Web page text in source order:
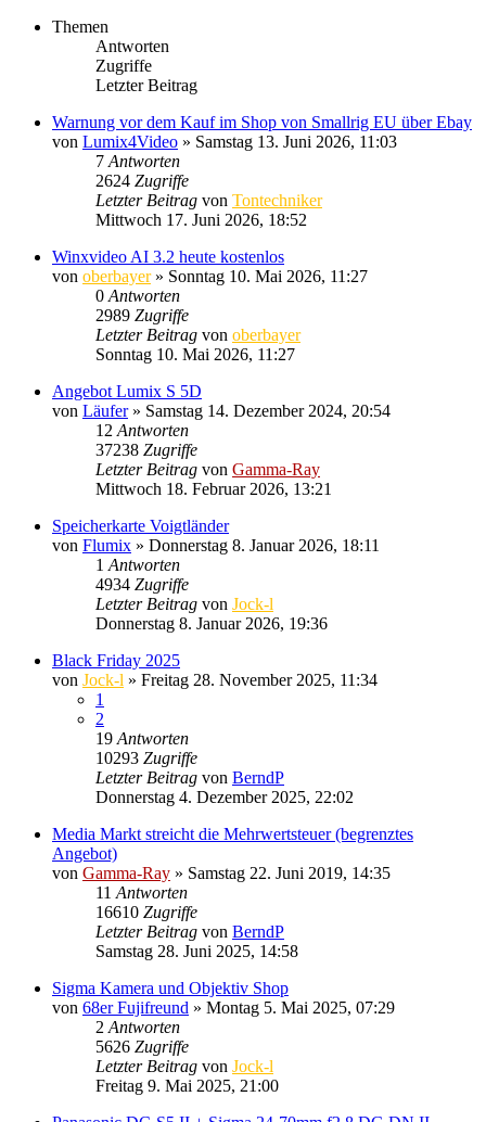
Themen
Antworten
Zugriffe
Letzter Beitrag
Warnung vor dem Kauf im Shop von Smallrig EU über Ebay
von Lumix4Video » Samstag 13. Juni 2026, 11:03
7 Antworten
2624 Zugriffe
Letzter Beitrag von Tontechniker
Mittwoch 17. Juni 2026, 18:52
Winxvideo AI 3.2 heute kostenlos
von oberbayer» Sonntag 10. Mai 2026, 11:27
0 Antworten
2989 Zugriffe
Letzter Beitrag von oberbayer
Sonntag 10. Mai 2026, 11:27
Angebot Lumix S 5D
von Läufer» Samstag 14. Dezember 2024, 20:54
12 Antworten
37238 Zugriffe
Letzter Beitrag von Gamma-Ray
Mittwoch 18. Februar 2026, 13:21
Speicherkarte Voigtländer
von Flumix » Donnerstag 8. Januar 2026, 18:11
1 Antworten
4934 Zugriffe
Letzter Beitrag von Jock-l
Donnerstag 8. Januar 2026, 19:36
Black Friday 2025
von Jock-l » Freitag 28. November 2025, 11:34
1
2
19 Antworten
10293 Zugriffe
Letzter Beitrag von BerndP
Donnerstag 4. Dezember 2025, 22:02
Media Markt streicht die Mehrwertsteuer (begrenztes
Angebot)
von Gamma-Ray » Samstag 22. Juni 2019, 14:35
11 Antworten
16610 Zugriffe
Letzter Beitrag von BerndP
Samstag 28. Juni 2025, 14:58
Sigma Kamera und Objektiv Shop
von 68er Fujifreund » Montag 5. Mai 2025, 07:29
2 Antworten
5626 Zugriffe
Letzter Beitrag von Jock-l
Freitag 9. Mai 2025, 21:00